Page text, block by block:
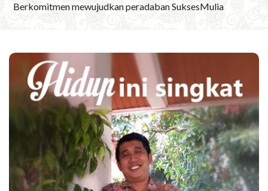
Berkomitmen mewujudkan peradaban SuksesMulia